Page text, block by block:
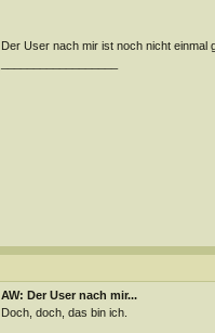
Der User nach mir ist noch nicht einmal
AW: Der User nach mir...
Doch, doch, das bin ich.